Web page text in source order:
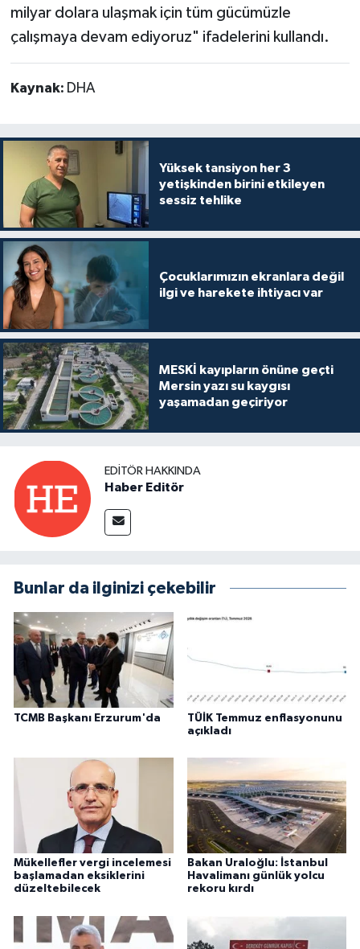
milyar dolara ulaşmak için tüm gücümüzle
çalışmaya devam ediyoruz" ifadelerini kullandı.
Kaynak: DHA
Yüksek tansiyon her 3
yetişkinden birini etkileyen
sessiz tehlike
Çocuklarımızın ekranlara değil
ilgi ve harekete ihtiyacı var
MESKİ kayıpların önüne geçti
Mersin yazı su kaygısı
yaşamadan geçiriyor
EDITÖR HAKKINDA
Haber Editör
Bunlar da ilginizi çekebilir
TCMB Başkanı Erzurum'da
TÜİK Temmuz enflasyonunu
açıkladı
Mükellefler vergi incelemesi
başlamadan eksiklerini
düzeltebilecek
Bakan Uraloğlu: İstanbul
Havalimanı günlük yolcu
rekoru kırdı